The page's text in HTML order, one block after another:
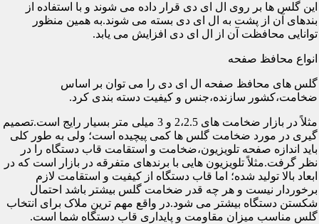
این گلس ها بر روی ال ای دی قرار داده می شوند و با استفاده از
بندهای آن از پشت به ال ای دی بسته می شوند.به همین منظور
توانایی محافظت آن از ال ای دی افزایش می یابد.
انواع محافظ صفحه
گلس های محافظ صفحه ال ای دی را می توان بر اساس
ضخامت،کشور سازنده،جنس و کیفیت دسته بندی کرد.
مثلاً در بازار ضخامت های 2،2.5 و 3 میلی متر بسیار رایج است.تصمیم
گیری در مورد ضخامت گلس ها کمی پیچیده است؛ ولی به طور کلی
باید اندازه صفحه تلویزیون،ضخامت و استقامت قاب دستگاه را در
نظر گرفت.مثلاً تلویزیون هایی با برندهای متفرقه در بازار است که در
ابعاد بالا تولید شده؛ اما قاب دستگاه از کیفیت و استقامت لازم
برخوردار نیست و هر چه قدر ضخامت گلس بیشتر باشد احتمال
شکستن دستگاه بیشتر می شود.در واقع مهم ترین ملاک برای انتخاب
گلس مناسب میزان مقاومت و پایداری قاب دستگاه شما است.